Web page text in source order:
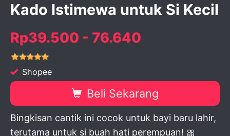
Kado Istimewa untuk Si Kecil
Rp39.500 - 76.640
Shopee
Beli Sekarang
Bingkisan cantik ini cocok untuk bayi baru lahir,
terutama untuk si buah hati perempuan! 🎀